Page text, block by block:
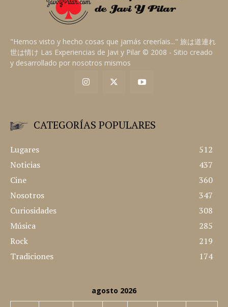
"Hemos visto y hecho cosas que jamás creeríais..." 旅は道連れ
世は情け Las Experiencias de Javi y Pilar © 2008 - Sitio creado
y desarrollado por nosotros mismos
CATEGORÍAS POPULARES
Lugares
512
Noticias
437
Cine
360
Nosotros
347
Curiosidades
308
Música
285
Rock
219
Tradiciones
174
agosto 2026